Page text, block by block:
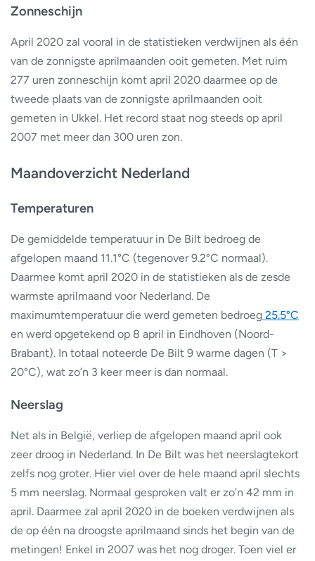
Zonneschijn
April 2020 zal vooral in de statistieken verdwijnen als één
van de zonnigste aprilmaanden ooit gemeten. Met ruim
277 uren zonneschijn komt april 2020 daarmee op de
tweede plaats van de zonnigste aprilmaanden ooit
gemeten in Ukkel. Het record staat nog steeds op april
2007 met meer dan 300 uren zon.
Maandoverzicht Nederland
Temperaturen
De gemiddelde temperatuur in De Bilt bedroeg de
afgelopen maand 11.1°C (tegenover 9.2°C normaal).
Daarmee komt april 2020 in de statistieken als de zesde
warmste aprilmaand voor Nederland. De
maximumtemperatuur die werd gemeten bedroeg 25.5°C
en werd opgetekend op 8 april in Eindhoven (Noord-
Brabant). In totaal noteerde De Bilt 9 warme dagen (T >
20°C), wat zo’n 3 keer meer is dan normaal.
Neerslag
Net als in België, verliep de afgelopen maand april ook
zeer droog in Nederland. In De Bilt was het neerslagtekort
zelfs nog groter. Hier viel over de hele maand april slechts
5 mm neerslag. Normaal gesproken valt er zo’n 42 mm in
april. Daarmee zal april 2020 in de boeken verdwijnen als
de op één na droogste aprilmaand sinds het begin van de
metingen! Enkel in 2007 was het nog droger. Toen viel er